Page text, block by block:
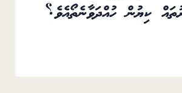
ކިޔުން ހުއްދަވާނެތޯއެވެ؟